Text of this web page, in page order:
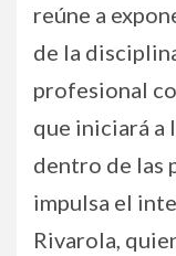
reúne a
de la
profesional
que iniciará a
dentro de las
impulsa el
Rivarola,